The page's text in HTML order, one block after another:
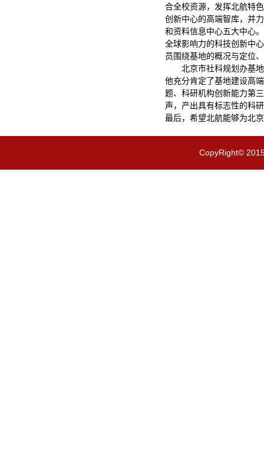
合全校资源，发挥北航特
创新中心的高端智库，并
和资料信息中心五大中心
全球影响力的科技创新中
员围绕基地的概况与定位
北京市社科规划办基
他充分肯定了基地建设高
题、科研机构创新能力第
声，产出具有标志性的科
最后，希望北航能够为北
CopyRight©